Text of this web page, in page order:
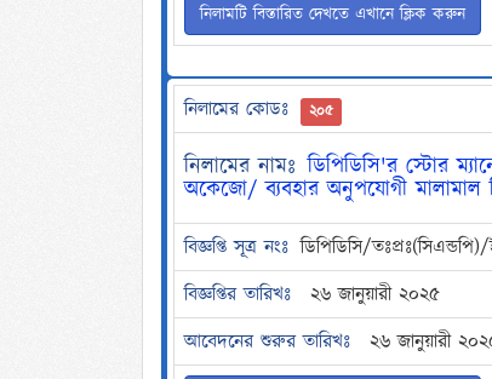
নিলামটি বিস্তারিত দেখতে এখানে ক্লিক করুন
নিলামের কোডঃ ২০৫
নিলামের নামঃ ডিপিডিসি'র স্টোর
অকেজো/ ব্যবহার অনুপযোগী মালামাল
বিজ্ঞপ্তি সূত্র নংঃ ডিপিডিসি/
বিজ্ঞপ্তির তারিখঃ
২৬ জানুয়ারী ২০২৫
আবেদনের শুরুর তারিখঃ
২৬ জানুয়ারী